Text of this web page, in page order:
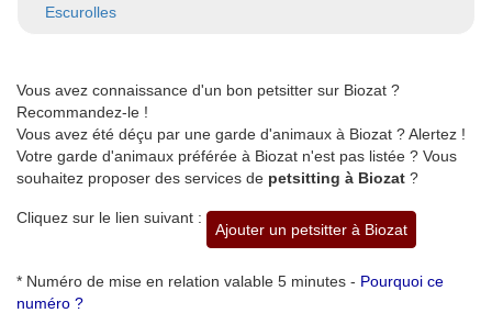
Escurolles
Vous avez connaissance d'un bon petsitter sur Biozat ?
Recommandez-le !
Vous avez été déçu par une garde d'animaux à Biozat ? Alertez !
Votre garde d'animaux préférée à Biozat n'est pas listée ? Vous
souhaitez proposer des services de petsitting à Biozat ?
Cliquez sur le lien suivant :
Ajouter un petsitter à Biozat
* Numéro de mise en relation valable 5 minutes - Pourquoi ce
numéro ?